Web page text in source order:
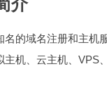
介
名的域名注册和主机
主机、云主机、VPS